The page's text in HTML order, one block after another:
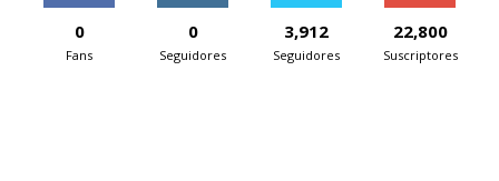
0
Fans
0
Seguidores
3,912
Seguidores
22,800
Suscriptores